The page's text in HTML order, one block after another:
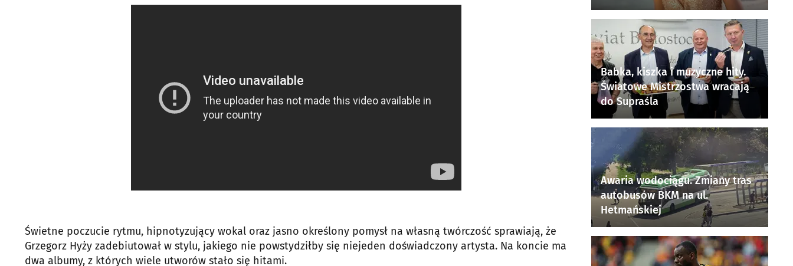
Świetne poczucie rytmu, hipnotyzujący wokal oraz jasno określony pomysł na własną twórczość sprawiają, że
Grzegorz Hyży zadebiutował w stylu, jakiego nie powstydziłby się niejeden doświadczony artysta. Na koncie ma
dwa albumy, z których wiele utworów stało się hitami.
Babka, kiszka i muzyczne hity.
Światowe Mistrzostwa wracają
do Supraśla
Awaria wodociągu. Zmiany tras
autobusów BKM na ul.
Hetmańskiej